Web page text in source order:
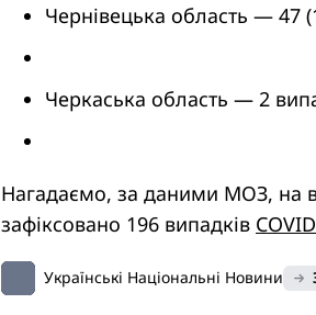
Чернівецька область — 47
Черкаська область — 2
Нагадаємо, за даними МОЗ, на
зафіксовано 196 випадків
Українські Національні Новини